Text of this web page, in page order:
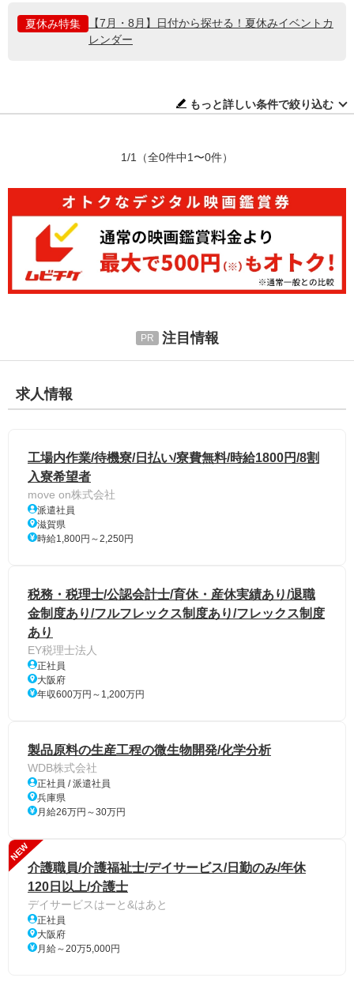
夏休み特集
【7月・8月】日付から探せる！夏休みイベントカ
レンダー
もっと詳しい条件で絞り込む
1/1 （全0件中1〜0件）
注目情報
求人情報
工場内作業/待機寮/日払い/寮費無料/時給1800円/8割
入寮希望者
move on株式会社
派遣社員
滋賀県
時給1,800円～2,250円
税務・税理士/公認会計士/育休・産休実績あり/退職
金制度あり/フルフレックス制度あり/フレックス制度
あり
EY税理士法人
正社員
大阪府
年収600万円～1,200万円
製品原料の生産工程の微生物開発/化学分析
WDB株式会社
正社員 / 派遣社員
兵庫県
月給26万円～30万円
NEW
介護職員/介護福祉士/デイサービス/日勤のみ/年休
120日以上/介護士
デイサービスはーと&はあと
正社員
大阪府
月給～20万5,000円